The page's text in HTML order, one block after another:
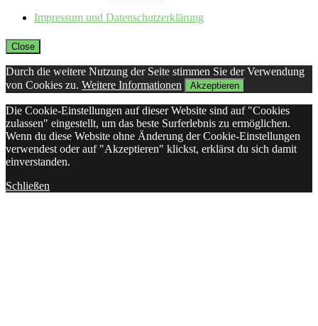
Impressum und Datenschutzerklärung
Close
Durch die weitere Nutzung der Seite stimmen Sie der Verwendung
von Cookies zu. Weitere Informationen Akzeptieren
Die Cookie-Einstellungen auf dieser Website sind auf "Cookies
zulassen" eingestellt, um das beste Surferlebnis zu ermöglichen.
Wenn du diese Website ohne Änderung der Cookie-Einstellungen
verwendest oder auf "Akzeptieren" klickst, erklärst du sich damit
einverstanden.
Schließen